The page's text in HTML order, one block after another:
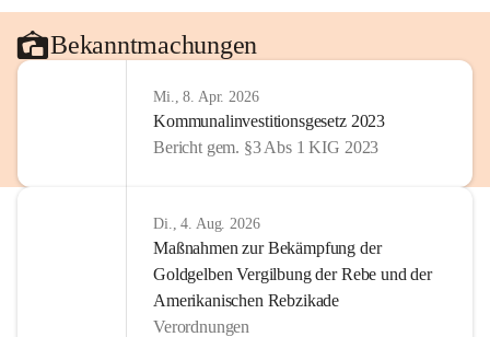
Bekanntmachungen
Mi., 8. Apr. 2026
Kommunalinvestitionsgesetz 2023
Bericht gem. §3 Abs 1 KIG 2023
Di., 4. Aug. 2026
Maßnahmen zur Bekämpfung der
Goldgelben Vergilbung der Rebe und der
Amerikanischen Rebzikade
Verordnungen